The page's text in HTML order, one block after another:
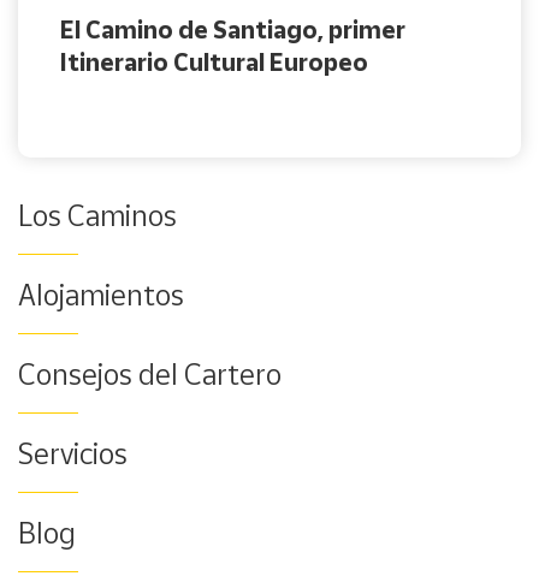
El Camino de Santiago, primer
Itinerario Cultural Europeo
Los Caminos
Alojamientos
Consejos del Cartero
Servicios
Blog